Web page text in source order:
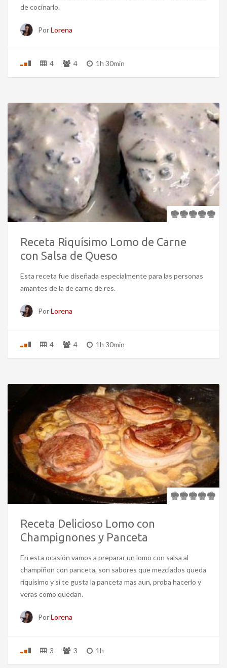
de cocinarlo.
PorLorena
4 4 1h 30min
Receta Riquísimo Lomo de Carne
con Salsa de Queso
Esta receta fue diseñada especialmente para las personas
amantes de la de carne de res.
PorLorena
4 4 1h 30min
Receta Delicioso Lomo con
Champignones y Panceta
En esta ocasión vamos a preparar un lomo con salsa al
champiñon con panceta, son sabores que mezclados queda
riquísimo y si te gusta la panceta mas aun, proba hacerlo y
veras como quedan.
PorLorena
3 3 1h